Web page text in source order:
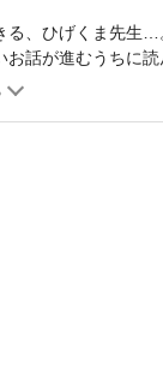
、ひげくま先生
話が進むうちに読
ています。 この
城」で行われた、
とめることになり
活躍と星空の魅力